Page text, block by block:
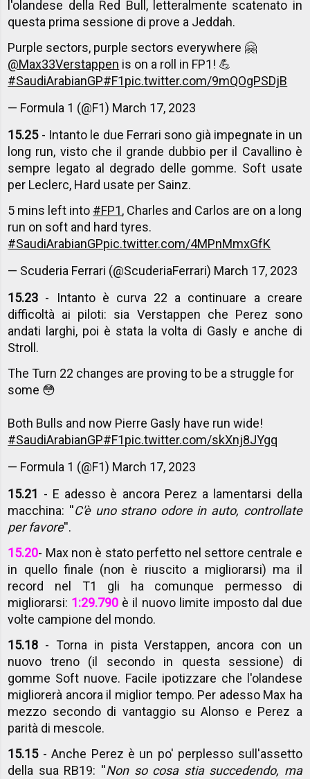
l'olandese della Red Bull, letteralmente scatenato in
questa prima sessione di prove a Jeddah.
Purple sectors, purple sectors everywhere 🤗
@Max33Verstappen is on a roll in FP1! 💪
#SaudiArabianGP#F1pic.twitter.com/9mQOgPSDjB
— Formula 1 (@F1) March 17, 2023
15.25 - Intanto le due Ferrari sono già impegnate in un
long run, visto che il grande dubbio per il Cavallino è
sempre legato al degrado delle gomme. Soft usate
per Leclerc, Hard usate per Sainz.
5 mins left into #FP1, Charles and Carlos are on a long
run on soft and hard tyres.
#SaudiArabianGPpic.twitter.com/4MPnMmxGfK
— Scuderia Ferrari (@ScuderiaFerrari) March 17, 2023
15.23 - Intanto è curva 22 a continuare a creare
difficoltà ai piloti: sia Verstappen che Perez sono
andati larghi, poi è stata la volta di Gasly e anche di
Stroll.
The Turn 22 changes are proving to be a struggle for
some 😳
Both Bulls and now Pierre Gasly have run wide!
#SaudiArabianGP#F1pic.twitter.com/skXnj8JYgq
— Formula 1 (@F1) March 17, 2023
15.21 - E adesso è ancora Perez a lamentarsi della
macchina: ''C'è uno strano odore in auto, controllate
per favore''.
15.20- Max non è stato perfetto nel settore centrale e
in quello finale (non è riuscito a migliorarsi) ma il
record nel T1 gli ha comunque permesso di
migliorarsi: 1:29.790 è il nuovo limite imposto dal due
volte campione del mondo.
15.18 - Torna in pista Verstappen, ancora con un
nuovo treno (il secondo in questa sessione) di
gomme Soft nuove. Facile ipotizzare che l'olandese
migliorerà ancora il miglior tempo. Per adesso Max ha
mezzo secondo di vantaggio su Alonso e Perez a
parità di mescole.
15.15- Anche Perez è un po' perplesso sull'assetto
della sua RB19: ''Non so cosa stia succedendo, ma